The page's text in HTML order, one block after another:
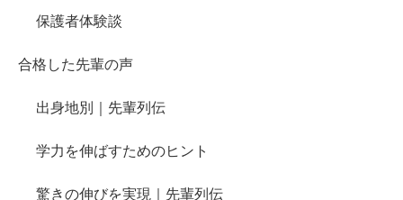
保護者体験談
合格した先輩の声
出身地別｜先輩列伝
学力を伸ばすためのヒント
驚きの伸びを実現｜先輩列伝